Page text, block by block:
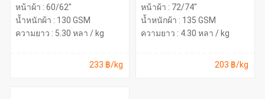
หน้าผ้า : 60/62"
น้ำหนักผ้า : 130 GSM
ความยาว : 5.30 หลา / kg
233 ฿/kg
หน้าผ้า : 72/74"
น้ำหนักผ้า : 135 GSM
ความยาว : 4.30 หลา / kg
203 ฿/kg